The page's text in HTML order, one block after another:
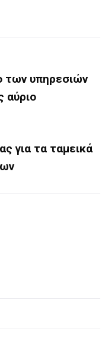
των υπηρεσιών
αύριο
για τα ταμεικά